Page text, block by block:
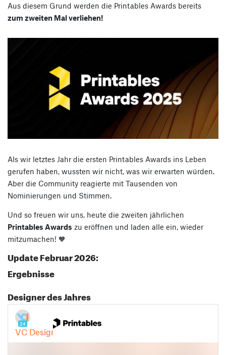
Aus diesem Grund werden die Printables Awards bereits
zum zweiten Mal verliehen!
Als wir letztes Jahr die ersten Printables Awards ins Leben
gerufen haben, wussten wir nicht, was wir erwarten würden.
Aber die Community reagierte mit Tausenden von
Nominierungen und Stimmen.
Und so freuen wir uns, heute die zweiten jährlichen
Printables Awards zu eröffnen und laden alle ein, wieder
mitzumachen! 🧡
Update Februar 2026:
Ergebnisse
Designer des Jahres